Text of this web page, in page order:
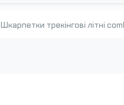
Шкарпетки трекінгові літні